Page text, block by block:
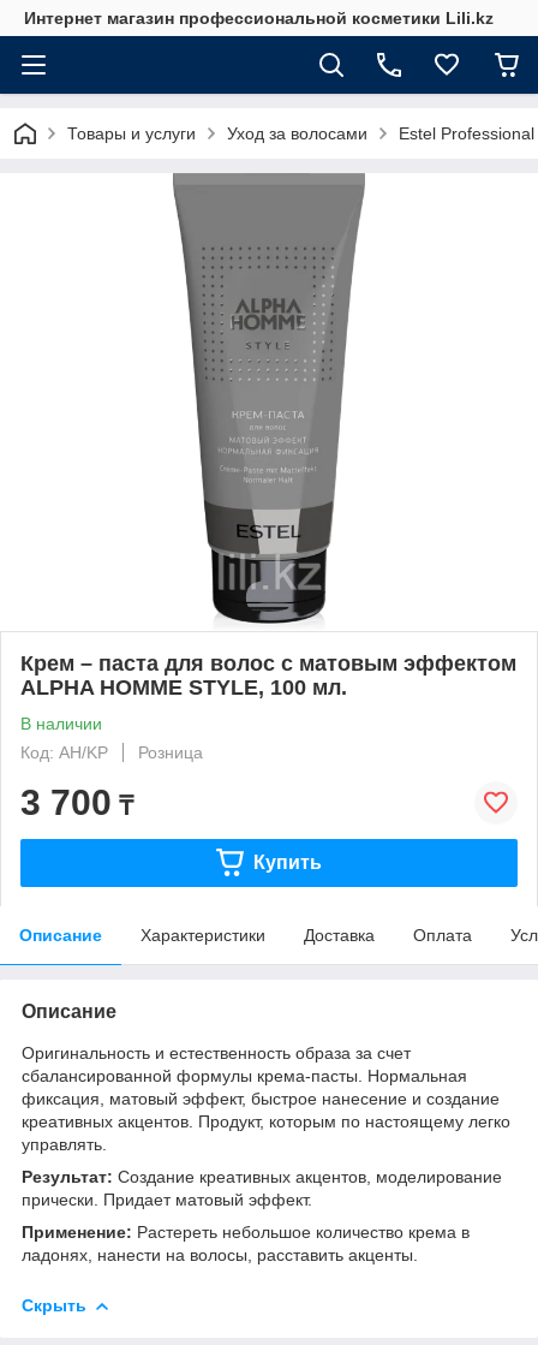
Интернет магазин профессиональной косметики Lili.kz
Товары и услуги Уход за волосами Estel Professional
Крем – паста для волос с матовым эффектом
ALPHA HOMME STYLE, 100 мл.
В наличии
Код: AH/KP
Розница
3 700 ₸
Купить
Описание Характеристики Доставка Оплата
Описание
Оригинальность и естественность образа за счет
сбалансированной формулы крема-пасты. Нормальная
фиксация, матовый эффект, быстрое нанесение и создание
креативных акцентов. Продукт, которым по настоящему легко
управлять.
Результат: Создание креативных акцентов, моделирование
прически. Придает матовый эффект.
Применение: Растереть небольшое количество крема в
ладонях, нанести на волосы, расставить акценты.
Скрыть